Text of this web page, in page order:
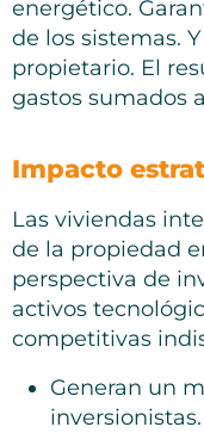
energético.
de los sistemas.
propietario. El
gastos sumados
Impacto
Las viviendas
de la propiedad
perspectiva de
activos
competitivas
Generan un
inversionistas.